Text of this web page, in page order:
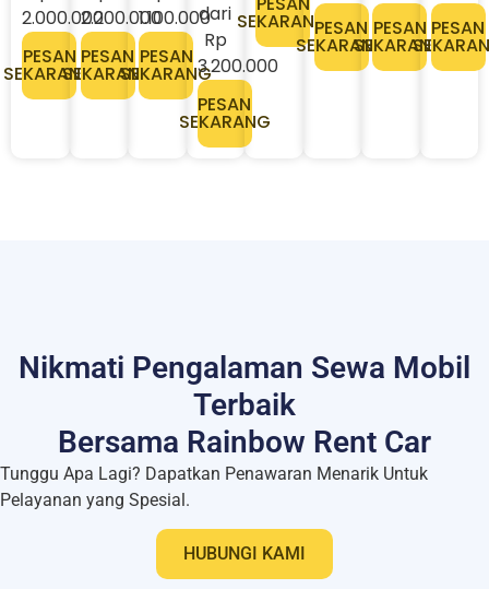
2.000.000
PESAN
SEKARANG
2.200.000
PESAN
SEKARANG
1.100.000
PESAN
SEKARANG
dari
Rp
3.200.000​
PESAN
SEKARANG
SEKARANGPESAN
SEKARANG
PESAN
SEKARANG
PESAN
Nikmati Pengalaman Sewa Mobil
Terbaik
Bersama Rainbow Rent Car
Tunggu Apa Lagi? Dapatkan Penawaran Menarik Untuk
Pelayanan yang Spesial.
HUBUNGI KAMI